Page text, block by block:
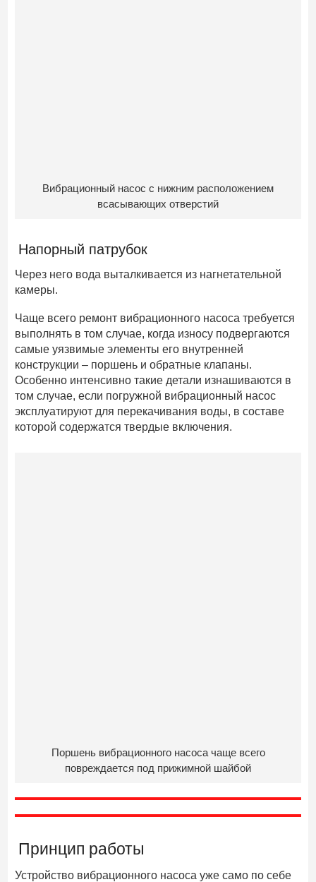
Вибрационный насос с нижним расположением
всасывающих отверстий
Напорный патрубок
Через него вода выталкивается из нагнетательной
камеры.
Чаще всего ремонт вибрационного насоса требуется
выполнять в том случае, когда износу подвергаются
самые уязвимые элементы его внутренней
конструкции – поршень и обратные клапаны.
Особенно интенсивно такие детали изнашиваются в
том случае, если погружной вибрационный насос
эксплуатируют для перекачивания воды, в составе
которой содержатся твердые включения.
Поршень вибрационного насоса чаще всего
повреждается под прижимной шайбой
Принцип работы
Устройство вибрационного насоса уже само по себе